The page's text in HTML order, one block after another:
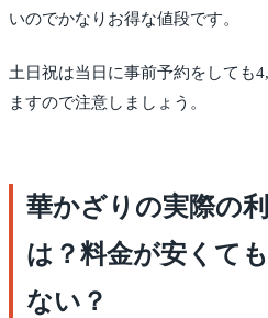
いのでかなりお得な値段です。
土日祝は当日に事前予約をしても
ますので注意しましょう。
華かざりの実際の
は？料金が安くて
ない？